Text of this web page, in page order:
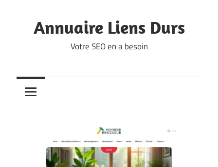
contentAnnuaire Liens Durs
Votre SEO en a besoin